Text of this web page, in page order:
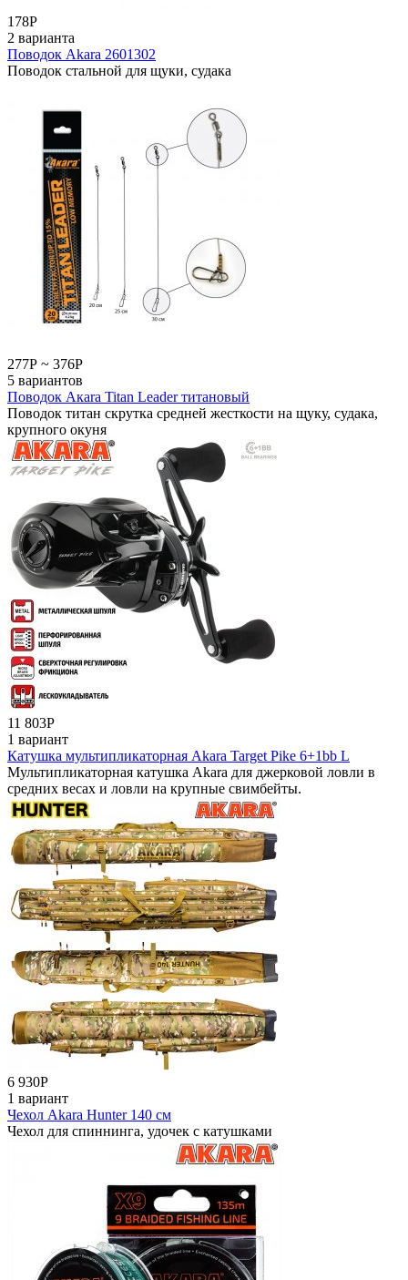
178Р
2 варианта
Поводок Akara 2601302
Поводок стальной для щуки, судака
277Р ~ 376Р
5 вариантов
Поводок Акаrа Titan Leader титановый
Поводок титан скрутка средней жесткости на щуку, судака,
крупного окуня
11 803Р
1 вариант
Катушка мультипликаторная Akara Target Pike 6+1bb L
Мультипликаторная катушка Akara для джерковой ловли в
средних весах и ловли на крупные свимбейты.
6 930Р
1 вариант
Чехол Akara Hunter 140 см
Чехол для спиннинга, удочек с катушками